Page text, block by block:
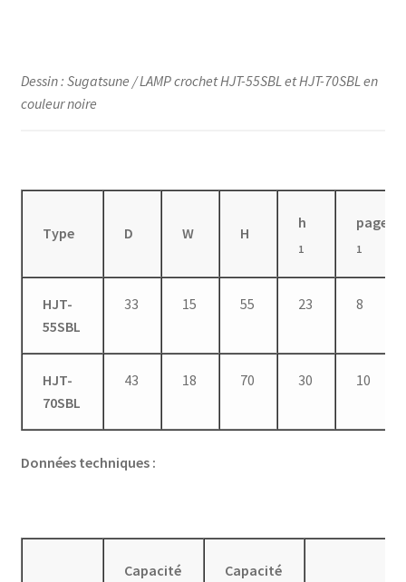
Dessin : Sugatsune / LAMP crochet HJT-55SBL et HJT-70SBL en
couleur noire
Type D W H
h
1
page
1
HJT-
55SBL
33 15 55 23 8
HJT-
70SBL
43 18 70 30 10
Données techniques :
Capacité
Capacité